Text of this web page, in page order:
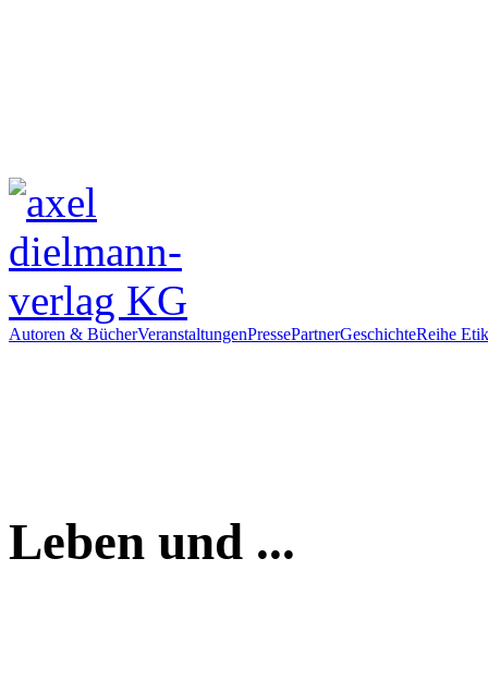
Autoren & BücherVeranstaltungenPressePartnerGeschichteReihe
Leben und ...